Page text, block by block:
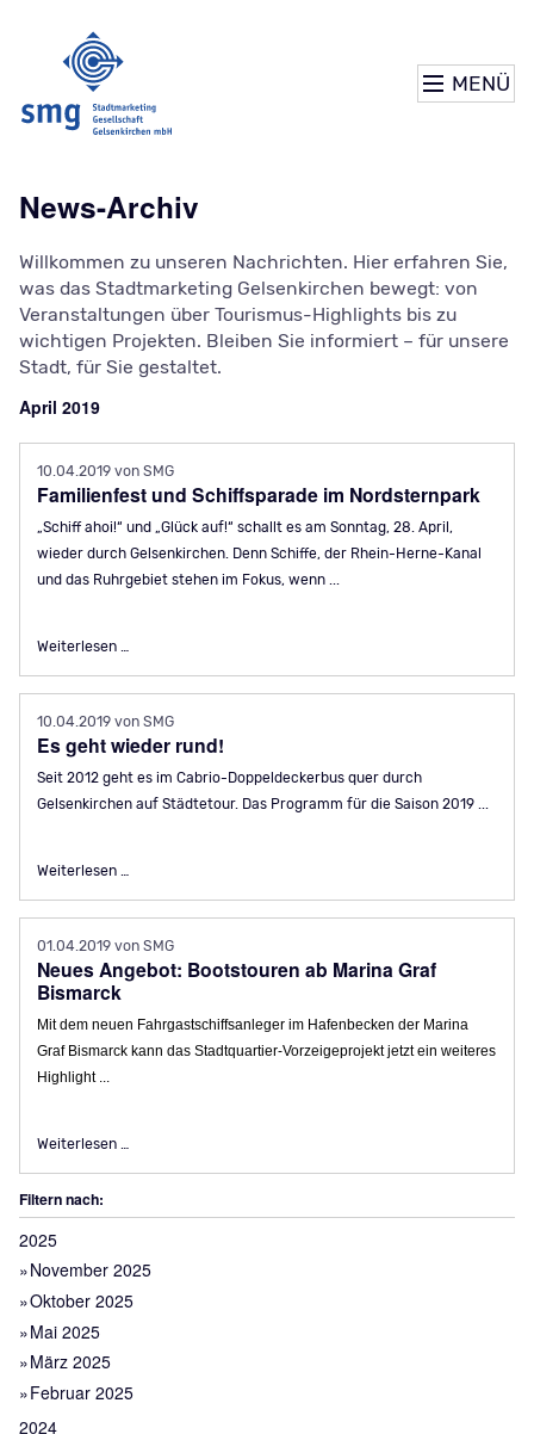
MENÜ
News-Archiv
Willkommen zu unseren Nachrichten. Hier erfahren Sie,
was das Stadtmarketing Gelsenkirchen bewegt: von
Veranstaltungen über Tourismus-Highlights bis zu
wichtigen Projekten. Bleiben Sie informiert – für unsere
Stadt, für Sie gestaltet.
April 2019
10.04.2019von SMG
Familienfest und Schiffsparade im Nordsternpark
„Schiff ahoi!“ und „Glück auf!“ schallt es am Sonntag, 28. April,
wieder durch Gelsenkirchen. Denn Schiffe, der Rhein-Herne-Kanal
und das Ruhrgebiet stehen im Fokus, wenn ...
Weiterlesen …
10.04.2019von SMG
Es geht wieder rund!
Seit 2012 geht es im Cabrio-Doppeldeckerbus quer durch
Gelsenkirchen auf Städtetour. Das Programm für die Saison 2019 ...
Weiterlesen …
01.04.2019von SMG
Neues Angebot: Bootstouren ab Marina Graf
Bismarck
Mit dem neuen Fahrgastschiffsanleger im Hafenbecken der Marina
Graf Bismarck kann das Stadtquartier-Vorzeigeprojekt jetzt ein weiteres
Highlight ...
Weiterlesen …
Filtern nach:
2025
November 2025
Oktober 2025
Mai 2025
März 2025
Februar 2025
2024